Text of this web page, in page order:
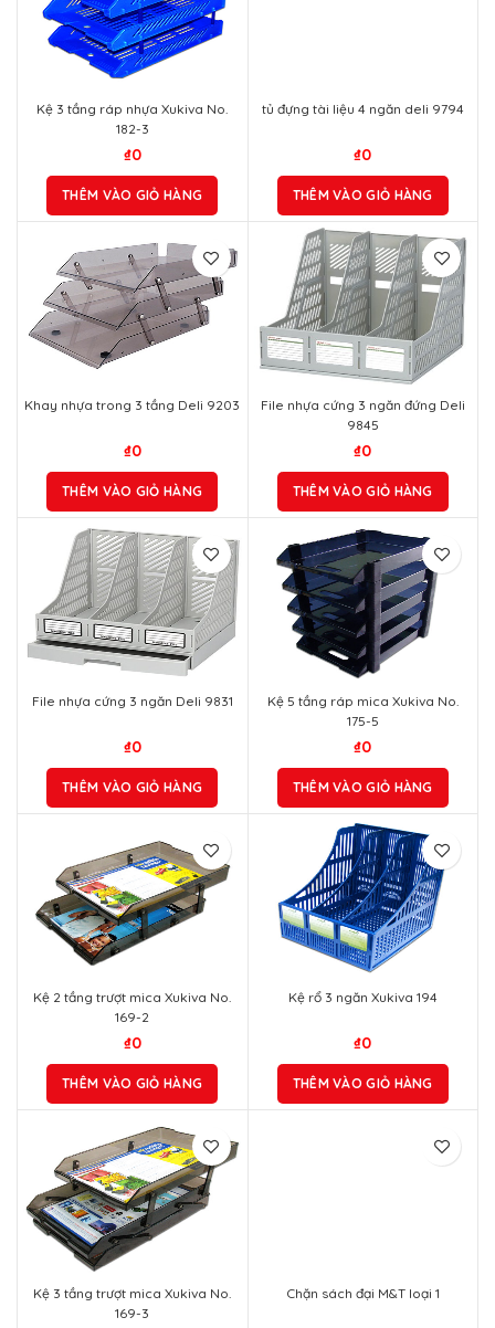
Kệ 3 tầng ráp nhựa Xukiva No.
182-3
₫0
THÊM VÀO GIỎ HÀNG
tủ đựng tài liệu 4 ngăn deli 9794
₫0
THÊM VÀO GIỎ HÀNG
Khay nhựa trong 3 tầng Deli 9203
₫0
THÊM VÀO GIỎ HÀNG
File nhựa cứng 3 ngăn đứng Deli
9845
₫0
THÊM VÀO GIỎ HÀNG
File nhựa cứng 3 ngăn Deli 9831
₫0
THÊM VÀO GIỎ HÀNG
Kệ 5 tầng ráp mica Xukiva No.
175-5
₫0
THÊM VÀO GIỎ HÀNG
Kệ 2 tầng trượt mica Xukiva No.
169-2
₫0
THÊM VÀO GIỎ HÀNG
Kệ rổ 3 ngăn Xukiva 194
₫0
THÊM VÀO GIỎ HÀNG
Kệ 3 tầng trượt mica Xukiva No.
169-3
Chặn sách đại M&T loại 1